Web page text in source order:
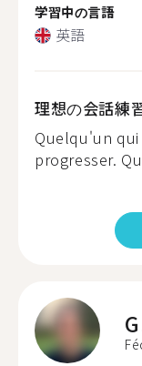
学習中の言語
英語
理想の会話練
Quelqu'un
progresser.